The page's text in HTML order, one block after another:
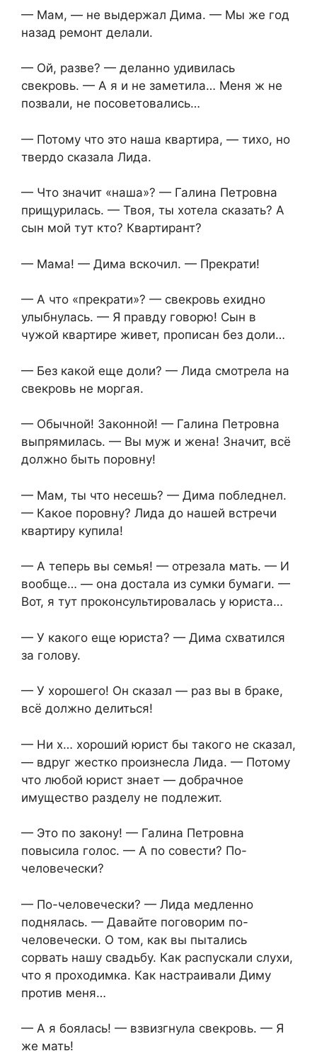
— Мам, — не выдержал Дима. — Мы же год
назад ремонт делали.
— Ой, разве? — деланно удивилась
свекровь. — А я и не заметила… Меня ж не
позвали, не посоветовались…
— Потому что это наша квартира, — тихо, но
твердо сказала Лида.
— Что значит «наша»? — Галина Петровна
прищурилась. — Твоя, ты хотела сказать? А
сын мой тут кто? Квартирант?
— Мама! — Дима вскочил. — Прекрати!
— А что «прекрати»? — свекровь ехидно
улыбнулась. — Я правду говорю! Сын в
чужой квартире живет, прописан без доли…
— Без какой еще доли? — Лида смотрела на
свекровь не моргая.
— Обычной! Законной! — Галина Петровна
выпрямилась. — Вы муж и жена! Значит, всё
должно быть поровну!
— Мам, ты что несешь? — Дима побледнел.
— Какое поровну? Лида до нашей встречи
квартиру купила!
— А теперь вы семья! — отрезала мать. — И
вообще… — она достала из сумки бумаги. —
Вот, я тут проконсультировалась у юриста…
— У какого еще юриста? — Дима схватился
за голову.
— У хорошего! Он сказал — раз вы в браке,
всё должно делиться!
— Ни х… хороший юрист бы такого не сказал,
— вдруг жестко произнесла Лида. — Потому
что любой юрист знает — добрачное
имущество разделу не подлежит.
— Это по закону! — Галина Петровна
повысила голос. — А по совести? По-
человечески?
— По-человечески? — Лида медленно
поднялась. — Давайте поговорим по-
человечески. О том, как вы пытались
сорвать нашу свадьбу. Как распускали слухи,
что я проходимка. Как настраивали Диму
против меня…
— А я боялась! — взвизгнула свекровь. — Я
же мать!